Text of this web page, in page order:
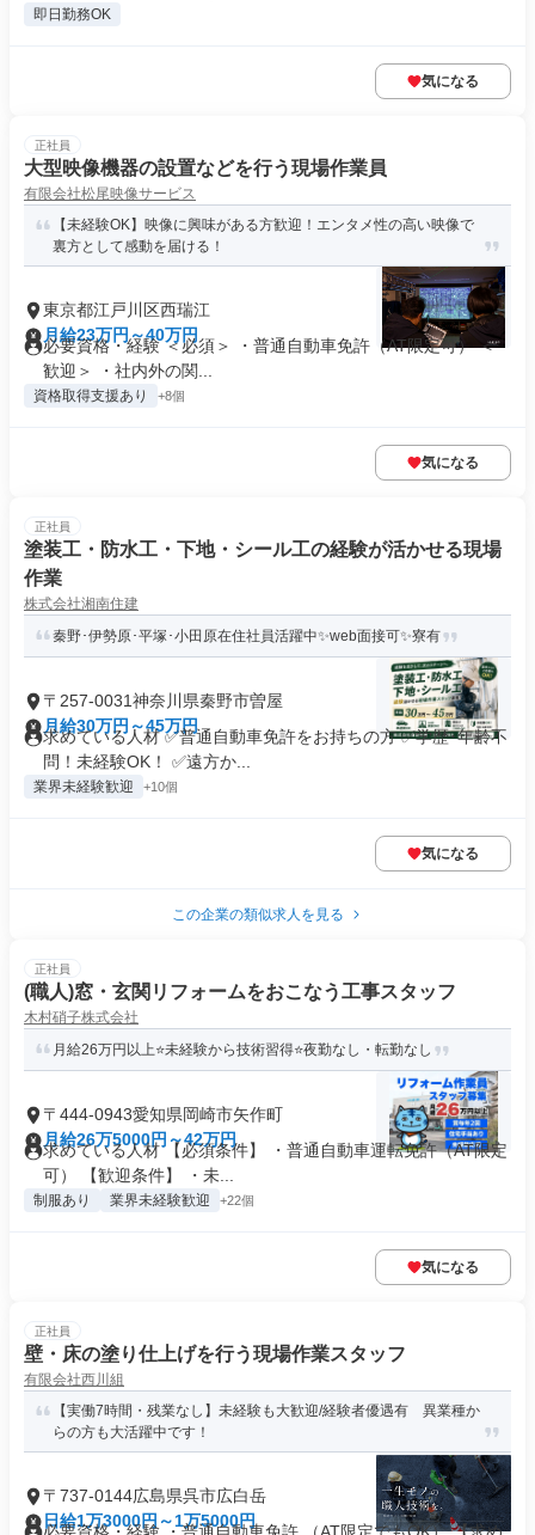
即日勤務OK
気になる
正社員
大型映像機器の設置などを行う現場作業員
有限会社松尾映像サービス
【未経験OK】映像に興味がある方歓迎！エンタメ性の高い映像で
裏方として感動を届ける！
東京都江戸川区西瑞江
月給23万円～40万円
必要資格・経験 ＜必須＞ ・普通自動車免許（AT限定可） ＜
歓迎＞ ・社内外の関...
資格取得支援あり +8個
気になる
正社員
塗装工・防水工・下地・シール工の経験が活かせる現場
作業
株式会社湘南住建
秦野･伊勢原･平塚･小田原在住社員活躍中✨web面接可✨寮有
〒257-0031神奈川県秦野市曽屋
月給30万円～45万円
求めている人材 ✅普通自動車免許をお持ちの方 ✅学歴･年齢不
問！未経験OK！ ✅遠方か...
業界未経験歓迎 +10個
気になる
この企業の類似求人を見る
正社員
(職人)窓・玄関リフォームをおこなう工事スタッフ
木村硝子株式会社
月給26万円以上⭐未経験から技術習得⭐夜勤なし・転勤なし
〒444-0943愛知県岡崎市矢作町
月給26万5000円～42万円
求めている人材 【必須条件】 ・普通自動車運転免許（AT限定
可） 【歓迎条件】 ・未...
制服あり 業界未経験歓迎 +22個
気になる
正社員
壁・床の塗り仕上げを行う現場作業スタッフ
有限会社西川組
【実働7時間・残業なし】未経験も大歓迎/経験者優遇有 異業種か
らの方も大活躍中です！
〒737-0144広島県呉市広白岳
日給1万3000円～1万5000円